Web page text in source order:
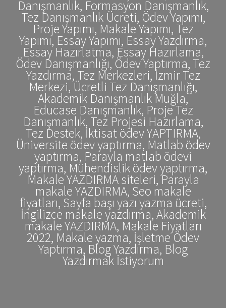
Danışmanlık, Formasyon Danışmanlık,
Tez Danışmanlık Ücreti, Ödev Yapımı,
Proje Yapımı, Makale Yapımı, Tez
Yapımı, Essay Yapımı, Essay Yazdırma,
Essay Hazırlatma, Essay Hazırlama,
Ödev Danışmanlığı, Ödev Yaptırma, Tez
Yazdırma, Tez Merkezleri, İzmir Tez
Merkezi, Ücretli Tez Danışmanlığı,
Akademik Danışmanlık Muğla,
Educase Danışmanlık, Proje Tez
Danışmanlık, Tez Projesi Hazırlama,
Tez Destek, İktisat ödev YAPTIRMA,
Üniversite ödev yaptırma, Matlab ödev
yaptırma, Parayla matlab ödevi
yaptırma, Mühendislik ödev yaptırma,
Makale YAZDIRMA siteleri, Parayla
makale YAZDIRMA, Seo makale
fiyatları, Sayfa başı yazı yazma ücreti,
İngilizce makale yazdırma, Akademik
makale YAZDIRMA, Makale Fiyatları
2022, Makale yazma, İşletme Ödev
Yaptırma, Blog Yazdırma, Blog
Yazdırmak İstiyorum